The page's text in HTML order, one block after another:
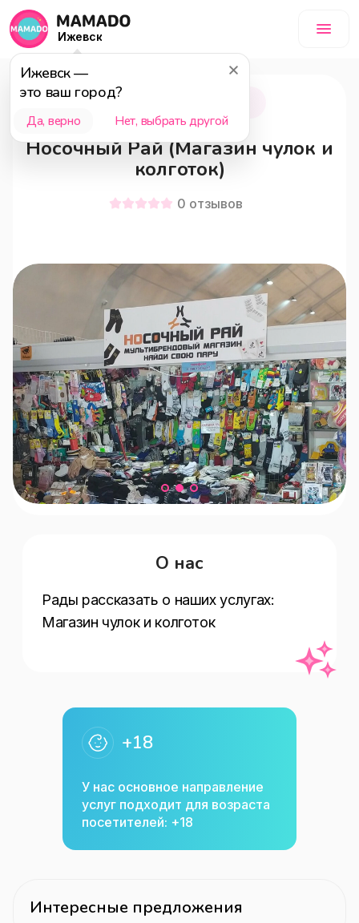
Ижевск
Ижевск—
это ваш город?
Да, верно Нет, выбрать другой
Воткинск
Носочный Рай (Магазин чулок и
колготок)
0 отзывов
О нас
Рады рассказать о наших услугах:
Магазин чулок и колготок
+18
У нас основное направление
услуг подходит для возраста
посетителей: +18
Интересные предложения